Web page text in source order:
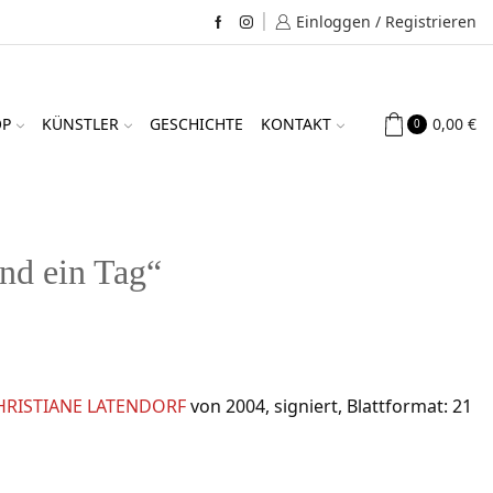
FacebookInstagramEinloggen / Registrieren
KÜNSTLER GESCHICHTE KONTAKT 0 0,00 €
ein Tag“
LATENDORFvon 2004, signiert, Blattformat: 21